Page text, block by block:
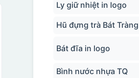
Ly giữ nhiệt in logo
Hũ đựng trà Bát Tràng
Bát đĩa in logo
Bình nước nhựa TQ